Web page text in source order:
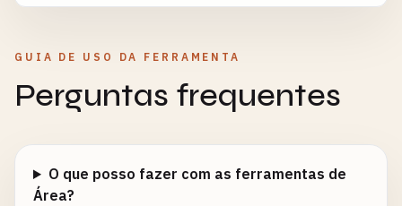
GUIA DE USO DA FERRAMENTA
Perguntas frequentes
O que posso fazer com as ferramentas de
Área?